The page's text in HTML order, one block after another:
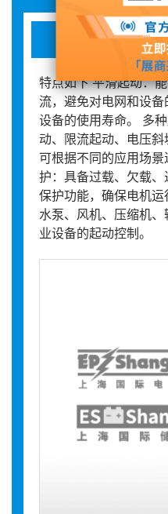
软
特点如下 平滑起动：
流，避免对电网和设
设备的使用寿命。 多
动、限流起动、电压斜
可根据不同的应用场
护：具备过载、欠载
保护功能，确保电机
水泵、风机、压缩机
业设备的起动控制。